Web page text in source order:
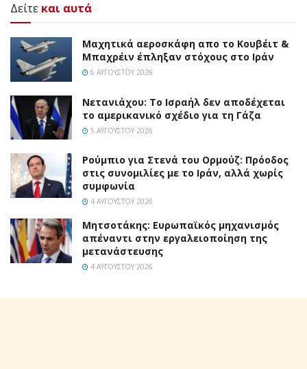
Δείτε και αυτά
Mαχητικά αεροσκάφη απο το Κουβέιτ &
Μπαχρέιν έπληξαν στόχους στο Ιράν
6 ΑΥΓΟΎΣΤΟΥ 2026
Νετανιάχου: Το Ισραήλ δεν αποδέχεται
το αμερικανικό σχέδιο για τη Γάζα
5 ΑΥΓΟΎΣΤΟΥ 2026
Ρούμπιο για Στενά του Ορμούζ: Πρόοδος
στις συνομιλίες με το Ιράν, αλλά χωρίς
συμφωνία
4 ΑΥΓΟΎΣΤΟΥ 2026
Μητσοτάκης: Ευρωπαϊκός μηχανισμός
απέναντι στην εργαλειοποίηση της
μετανάστευσης
4 ΑΥΓΟΎΣΤΟΥ 2026